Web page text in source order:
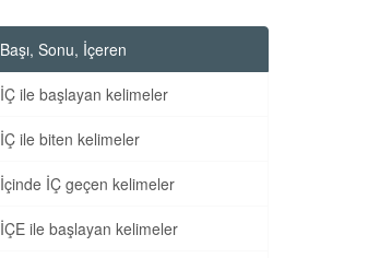
Başı, Sonu, İçeren
İÇ ile başlayan kelimeler
İÇ ile biten kelimeler
İçinde İÇ geçen kelimeler
İÇE ile başlayan kelimeler